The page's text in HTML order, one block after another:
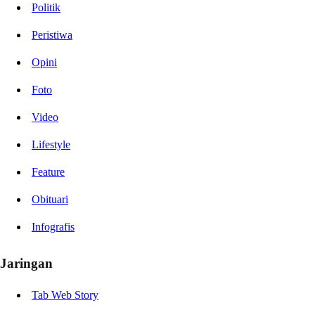
Politik
Peristiwa
Opini
Foto
Video
Lifestyle
Feature
Obituari
Infografis
Jaringan
Tab Web Story